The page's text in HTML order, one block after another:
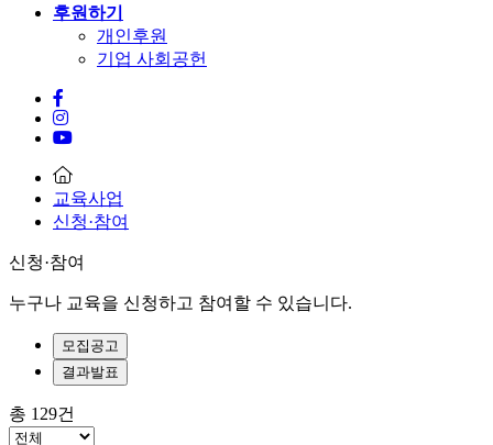
후원하기
개인후원
기업 사회공헌
교육사업
신청·참여
신청·참여
누구나 교육을 신청하고 참여할 수 있습니다.
모집공고
결과발표
총 129건